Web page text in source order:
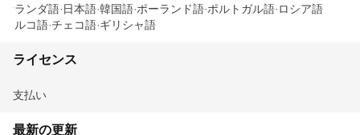
オランダ語 日本語 韓国語 ポーランド語 ポルトガル語 ロシア語
トルコ語 チェコ語 ギリシャ語
ライセンス
支払い
最新の更新